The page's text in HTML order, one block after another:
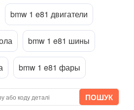
bmw 1 e81 двигатели
bmw 1 e81 шины
bmw 1 e81 фары